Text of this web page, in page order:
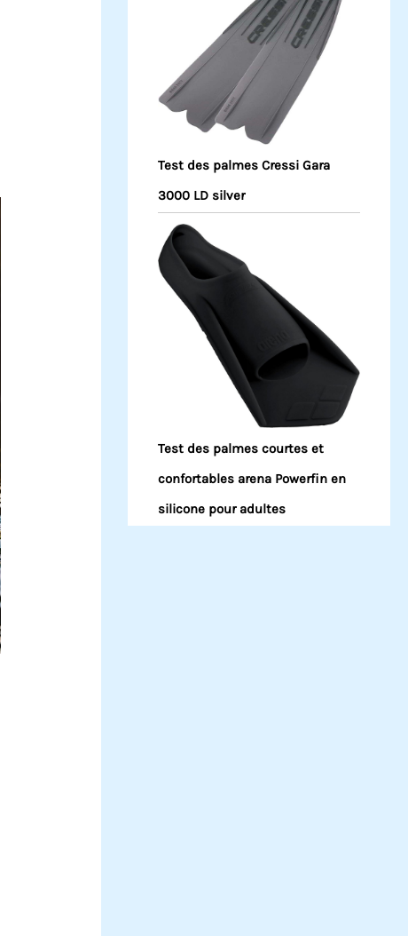
Test des palmes Cressi Gara
3000 LD silver
Test des palmes courtes et
confortables arena Powerfin en
silicone pour adultes